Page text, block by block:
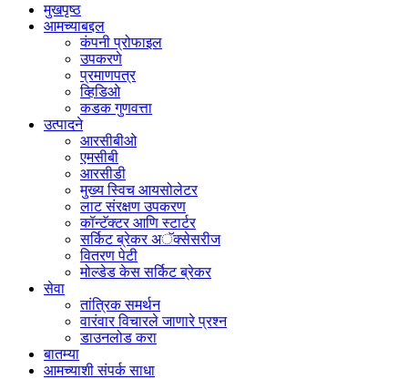
मुखपृष्ठ
आमच्याबद्दल
कंपनी प्रोफाइल
उपकरणे
प्रमाणपत्र
व्हिडिओ
कडक गुणवत्ता
उत्पादने
आरसीबीओ
एमसीबी
आरसीडी
मुख्य स्विच आयसोलेटर
लाट संरक्षण उपकरण
कॉन्टॅक्टर आणि स्टार्टर
सर्किट ब्रेकर अॅक्सेसरीज
वितरण पेटी
मोल्डेड केस सर्किट ब्रेकर
सेवा
तांत्रिक समर्थन
वारंवार विचारले जाणारे प्रश्न
डाउनलोड करा
बातम्या
आमच्याशी संपर्क साधा